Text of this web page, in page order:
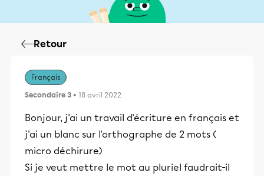
Retour
Français
Secondaire 3 • 18 avril 2022
Bonjour, j'ai un travail d'écriture en français et
j'ai un blanc sur l'orthographe de 2 mots (
micro déchirure)
Si je veut mettre le mot au pluriel faudrait-il